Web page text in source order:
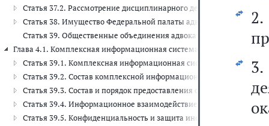
Статья 37.2. Рассмотрение дисциплинарного дела в Федеральной
Статья 38. Имущество Федеральной палаты адвокатов
Статья 39. Общественные объединения адвокатов
Глава 4.1. Комплексная информационная система адвокатуры
Статья 39.1. Комплексная информационная система адвокатуры
Статья 39.2. Состав комплексной информационной системы
Статья 39.3. Состав и порядок предоставления сведений,
Статья 39.4. Информационное взаимодействие комплексной
Статья 39.5. Конфиденциальность и защита информации
2.